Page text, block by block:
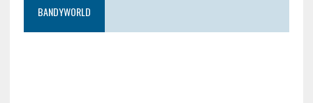
BANDYWORLD